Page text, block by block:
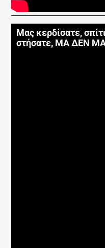
Μας κερδίσατε,
στήσατε, ΜΑ ΔΕΝ